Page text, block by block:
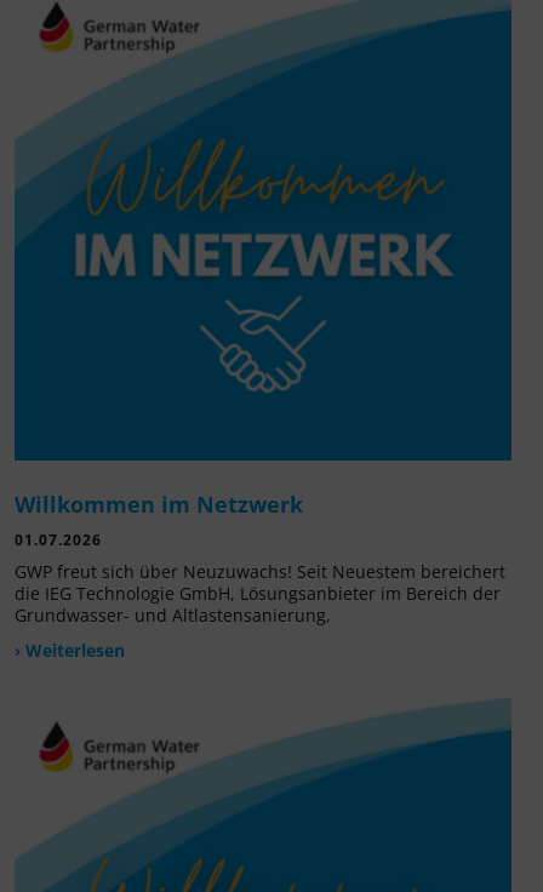
Willkommen im Netzwerk
01.07.2026
GWP freut sich über Neuzuwachs! Seit Neuestem bereichert
die IEG Technologie GmbH, Lösungsanbieter im Bereich der
Grundwasser- und Altlastensanierung,
› Weiterlesen